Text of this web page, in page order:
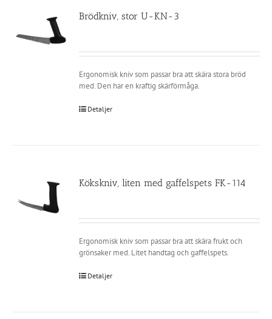
Brödkniv, stor U-KN-3
Ergonomisk kniv som passar bra att skära stora bröd
med. Den har en kraftig skärförmåga.
Detaljer
Kökskniv, liten med gaffelspets FK-114
Ergonomisk kniv som passar bra att skära frukt och
grönsaker med. Litet handtag och gaffelspets.
Detaljer